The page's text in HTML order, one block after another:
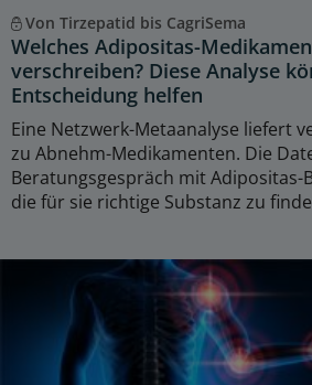
Von Tirzepatid bis CagriSema
Welches Adipositas-
verschreiben? Diese Analyse
Entscheidung helfen
Eine Netzwerk-Metaanalyse liefert
zu Abnehm-Medikamenten. Die
Beratungsgespräch mit Adipositas-
die für sie richtige Substanz zu